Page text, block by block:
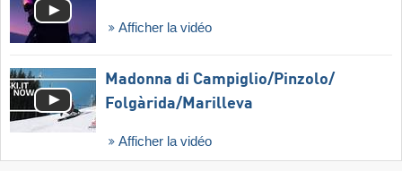
Afficher la vidéo
Madonna di Campiglio/​Pinzolo/​
Folgàrida/​Marilleva
Afficher la vidéo